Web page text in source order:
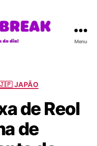
Menu
JAPÃO
de Reol
de